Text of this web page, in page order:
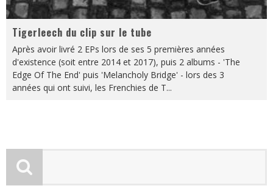
Tigerleech du clip sur le tube
Après avoir livré 2 EPs lors de ses 5 premières années
d'existence (soit entre 2014 et 2017), puis 2 albums - 'The
Edge Of The End' puis 'Melancholy Bridge' - lors des 3
années qui ont suivi, les Frenchies de T...